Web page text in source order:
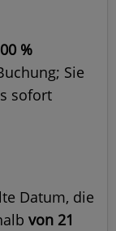
%
Sie
sofort
Datum, die
von 21